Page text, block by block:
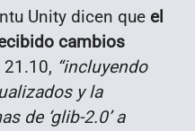
Unity dicen que el
cambios
“incluyendo
y la
de ‘glib-2.0’ a